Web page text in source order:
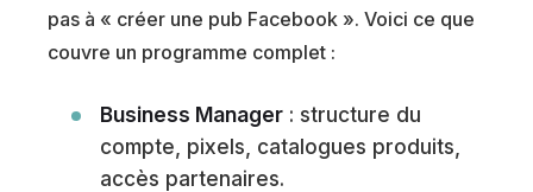
pas à « créer une pub Facebook ». Voici ce que
couvre un programme complet :
Business Manager : structure du
compte, pixels, catalogues produits,
accès partenaires.